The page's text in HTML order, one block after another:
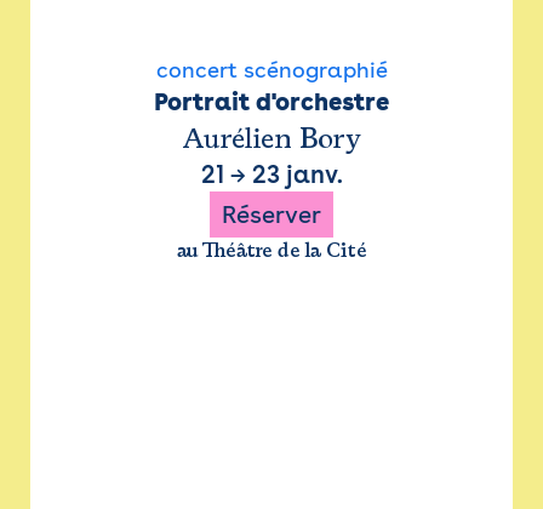
concert scénographié
Portrait d'orchestre
Aurélien Bory
21 → 23 janv.
Réserver
au Théâtre de la Cité